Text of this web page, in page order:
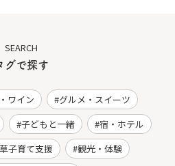
SEARCH
グで探す
ワイン
グルメ・スイーツ
子どもと一緒
宿・ホテル
子育て支援
観光・体験